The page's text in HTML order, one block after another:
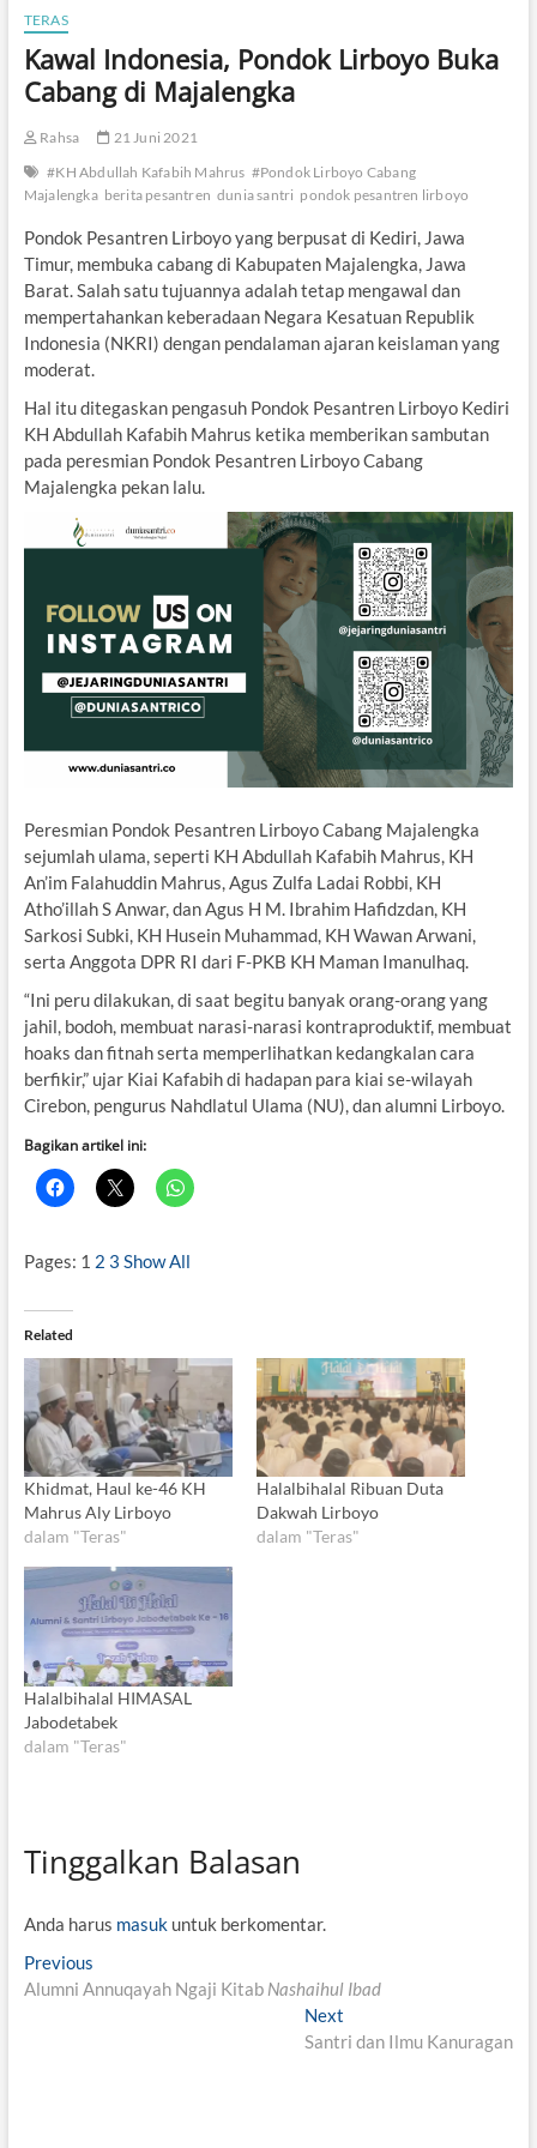
TERAS
Kawal Indonesia, Pondok Lirboyo Buka
Cabang di Majalengka
Rahsa
21 Juni 2021
#KH Abdullah Kafabih Mahrus #Pondok Lirboyo Cabang
Majalengka berita pesantren dunia santri pondok pesantren lirboyo
Pondok Pesantren Lirboyo yang berpusat di Kediri, Jawa
Timur, membuka cabang di Kabupaten Majalengka, Jawa
Barat. Salah satu tujuannya adalah tetap mengawal dan
mempertahankan keberadaan Negara Kesatuan Republik
Indonesia (NKRI) dengan pendalaman ajaran keislaman yang
moderat.
Hal itu ditegaskan pengasuh Pondok Pesantren Lirboyo Kediri
KH Abdullah Kafabih Mahrus ketika memberikan sambutan
pada peresmian Pondok Pesantren Lirboyo Cabang
Majalengka pekan lalu.
Peresmian Pondok Pesantren Lirboyo Cabang Majalengka
sejumlah ulama, seperti KH Abdullah Kafabih Mahrus, KH
An’im Falahuddin Mahrus, Agus Zulfa Ladai Robbi, KH
Atho’illah S Anwar, dan Agus H M. Ibrahim Hafidzdan, KH
Sarkosi Subki, KH Husein Muhammad, KH Wawan Arwani,
serta Anggota DPR RI dari F-PKB KH Maman Imanulhaq.
“Ini peru dilakukan, di saat begitu banyak orang-orang yang
jahil, bodoh, membuat narasi-narasi kontraproduktif, membuat
hoaks dan fitnah serta memperlihatkan kedangkalan cara
berfikir,” ujar Kiai Kafabih di hadapan para kiai se-wilayah
Cirebon, pengurus Nahdlatul Ulama (NU), dan alumni Lirboyo.
Bagikan artikel ini:
Pages: 1 2 3 Show All
Related
Khidmat, Haul ke-46 KH
Mahrus Aly Lirboyo
dalam "Teras"
Halalbihalal Ribuan Duta
Dakwah Lirboyo
dalam "Teras"
Halalbihalal HIMASAL
Jabodetabek
dalam "Teras"
Tinggalkan Balasan
Anda harus masukuntuk berkomentar.
N
a
Previous
r
Alumni Annuqayah Ngaji Kitab Nashaihul Ibad
Next
e
Santri dan Ilmu Kanuragan